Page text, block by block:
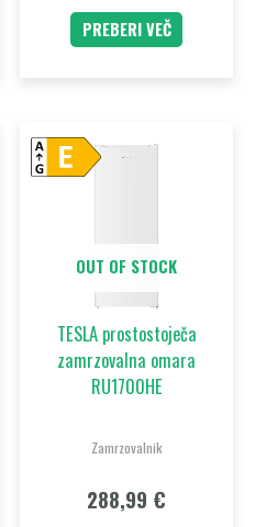
PREBERI VEČ
OUT OF STOCK
TESLA prostostoječa
zamrzovalna omara
RU1700HE
Zamrzovalnik
288,99 €